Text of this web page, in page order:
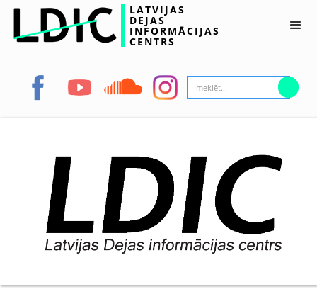
LATVIJAS
DEJAS
INFORMĀCIJAS
CENTRS